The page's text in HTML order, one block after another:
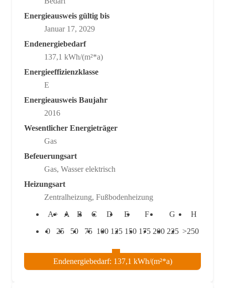
Energieausweis gültig bis
Januar 17, 2029
Endenergiebedarf
137,1 kWh/(m²*a)
Energieeffizienzklasse
E
Energieausweis Baujahr
2016
Wesentlicher Energieträger
Gas
Befeuerungsart
Gas, Wasser elektrisch
Heizungsart
Zentralheizung, Fußbodenheizung
A+
A B C D E F G
H
0
25 50 75 100 125 150 175 200 225 >250
Endenergiebedarf: 137,1 kWh/(m²*a)